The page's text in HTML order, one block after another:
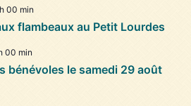
00 min
flambeaux au Petit Lourdes
00 min
bénévoles le samedi 29 août